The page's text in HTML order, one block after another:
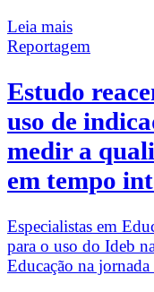
Leia mais
Reportagem
Estudo
uso de
medir a
em tempo
Especialistas em
para o uso do Ideb
Educação na